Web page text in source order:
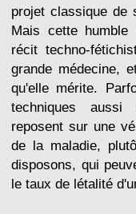
projet classique de
Mais cette
récit techno-
grande médecine,
qu'elle mérite.
techniques aussi
reposent sur une
de la maladie,
disposons, qui
le taux de létalité